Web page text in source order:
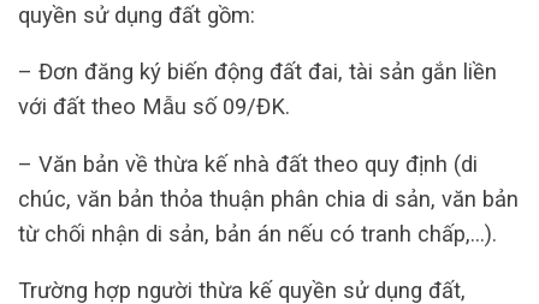
quyền sử dụng đất gồm:
– Đơn đăng ký biến động đất đai, tài sản gắn liền
với đất theo Mẫu số 09/ĐK.
– Văn bản về thừa kế nhà đất theo quy định (di
chúc, văn bản thỏa thuận phân chia di sản, văn bản
từ chối nhận di sản, bản án nếu có tranh chấp,…).
Trường hợp người thừa kế quyền sử dụng đất,